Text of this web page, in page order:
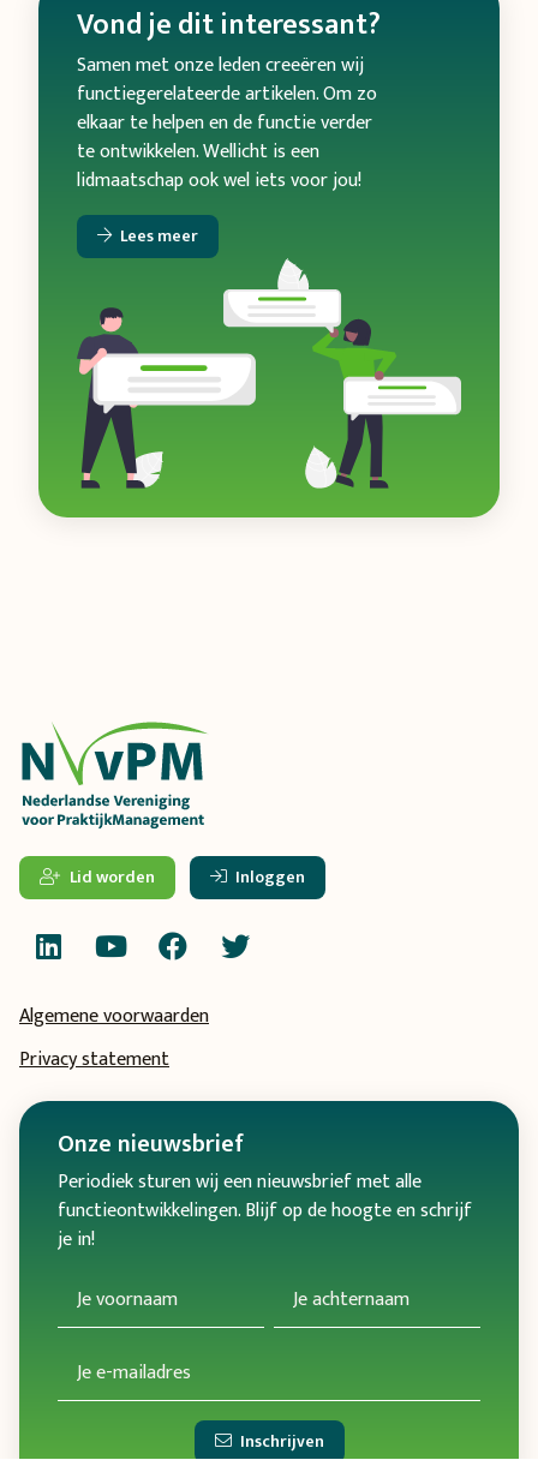
Vond je dit interessant?
Samen met onze leden creeëren wij
functiegerelateerde artikelen. Om zo
elkaar te helpen en de functie verder
te ontwikkelen. Wellicht is een
lidmaatschap ook wel iets voor jou!
Lees meer
Lid worden Inloggen
Algemene voorwaarden
Privacy statement
Onze nieuwsbrief
Periodiek sturen wij een nieuwsbrief met alle
functieontwikkelingen. Blijf op de hoogte en schrijf
je in!
Inschrijven